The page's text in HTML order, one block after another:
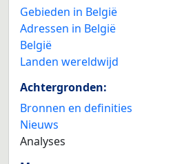
Gebieden in België
Adressen in België
België
Landen wereldwijd
Achtergronden:
Bronnen en definities
Nieuws
Analyses